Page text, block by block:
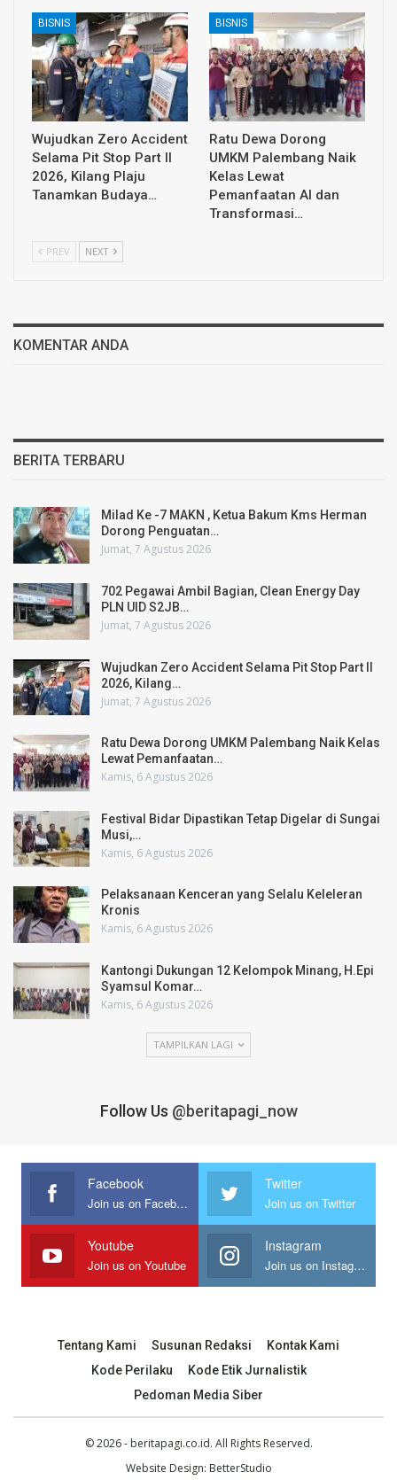
BISNIS
Wujudkan Zero Accident
Selama Pit Stop Part II
2026, Kilang Plaju
Tanamkan Budaya…
BISNIS
Ratu Dewa Dorong
UMKM Palembang Naik
Kelas Lewat
Pemanfaatan AI dan
Transformasi…
PREV NEXT
KOMENTAR ANDA
BERITA TERBARU
Milad Ke -7 MAKN , Ketua Bakum Kms Herman
Dorong Penguatan…
Jumat, 7 Agustus 2026
702 Pegawai Ambil Bagian, Clean Energy Day
PLN UID S2JB…
Jumat, 7 Agustus 2026
Wujudkan Zero Accident Selama Pit Stop Part II
2026, Kilang…
Jumat, 7 Agustus 2026
Ratu Dewa Dorong UMKM Palembang Naik Kelas
Lewat Pemanfaatan…
Kamis, 6 Agustus 2026
Festival Bidar Dipastikan Tetap Digelar di Sungai
Musi,…
Kamis, 6 Agustus 2026
Pelaksanaan Kenceran yang Selalu Keleleran
Kronis
Kamis, 6 Agustus 2026
Kantongi Dukungan 12 Kelompok Minang, H.Epi
Syamsul Komar…
Kamis, 6 Agustus 2026
TAMPILKAN LAGI
Follow Us @beritapagi_now
Facebook
Join us on Facebook
Twitter
Join us on Twitter
Youtube
Join us on Youtube
Instagram
Join us on Instagram
Tentang Kami Susunan Redaksi
Kontak Kami
Kode Perilaku
Kode Etik Jurnalistik
Pedoman Media Siber
© 2026 - beritapagi.co.id. All Rights Reserved.
Website Design: BetterStudio